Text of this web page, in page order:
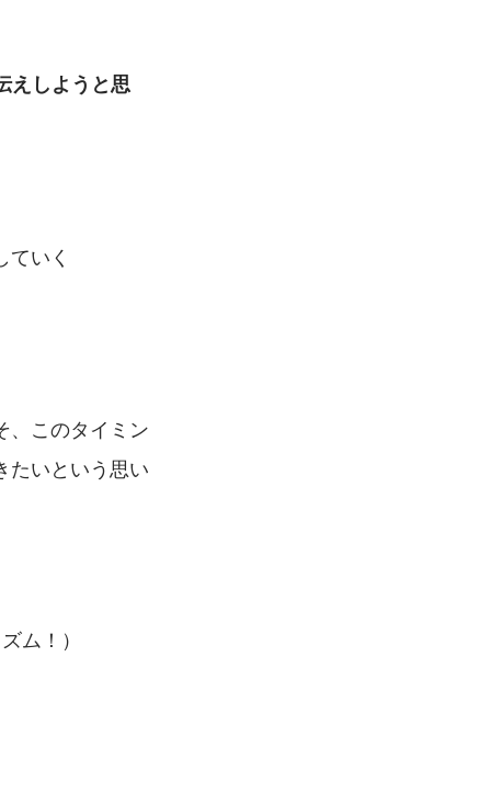
えしようと思
いく
、このタイミン
たいという思い
ム！）